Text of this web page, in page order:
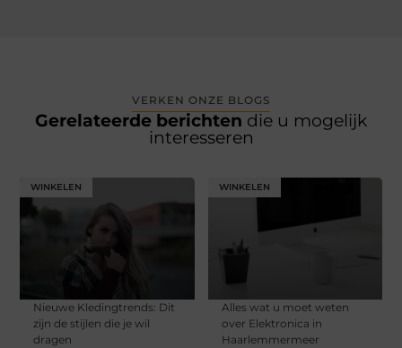
VERKEN ONZE BLOGS
Gerelateerde berichten die u mogelijk
interesseren
WINKELEN
Nieuwe Kledingtrends: Dit
zijn de stijlen die je wil
dragen
WINKELEN
Alles wat u moet weten
over Elektronica in
Haarlemmermeer